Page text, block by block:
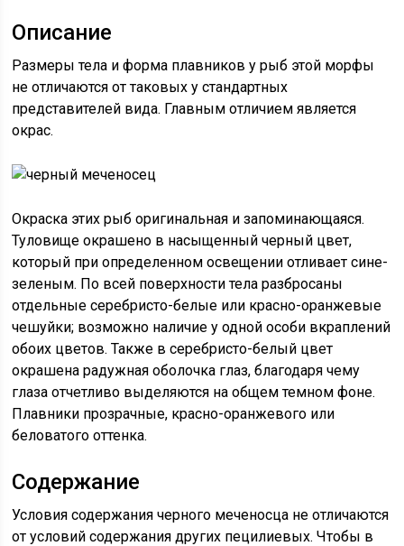
Описание
Размеры тела и форма плавников у рыб этой морфы
не отличаются от таковых у стандартных
представителей вида. Главным отличием является
окрас.
Окраска этих рыб оригинальная и запоминающаяся.
Туловище окрашено в насыщенный черный цвет,
который при определенном освещении отливает сине-
зеленым. По всей поверхности тела разбросаны
отдельные серебристо-белые или красно-оранжевые
чешуйки; возможно наличие у одной особи вкраплений
обоих цветов. Также в серебристо-белый цвет
окрашена радужная оболочка глаз, благодаря чему
глаза отчетливо выделяются на общем темном фоне.
Плавники прозрачные, красно-оранжевого или
беловатого оттенка.
Содержание
Условия содержания черного меченосца не отличаются
от условий содержания других пецилиевых. Чтобы в